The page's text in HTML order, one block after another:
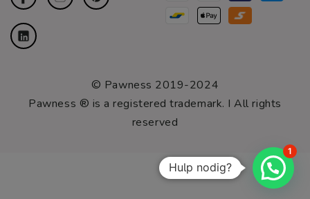
© Pawness 2019-2024
Pawness ® is a registered trademark. I All rights
reserved
Hulp nodig?
1